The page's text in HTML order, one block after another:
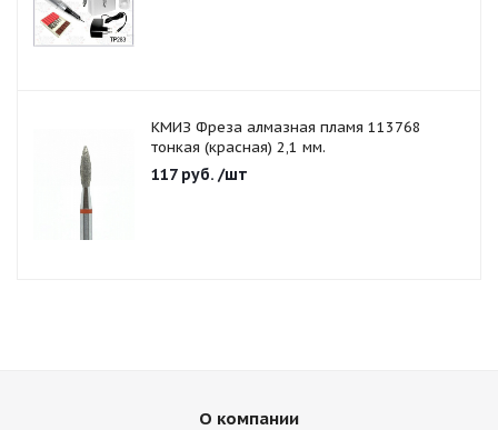
КМИЗ Фреза алмазная пламя 113768
тонкая (красная) 2,1 мм.
117руб. /шт
О компании